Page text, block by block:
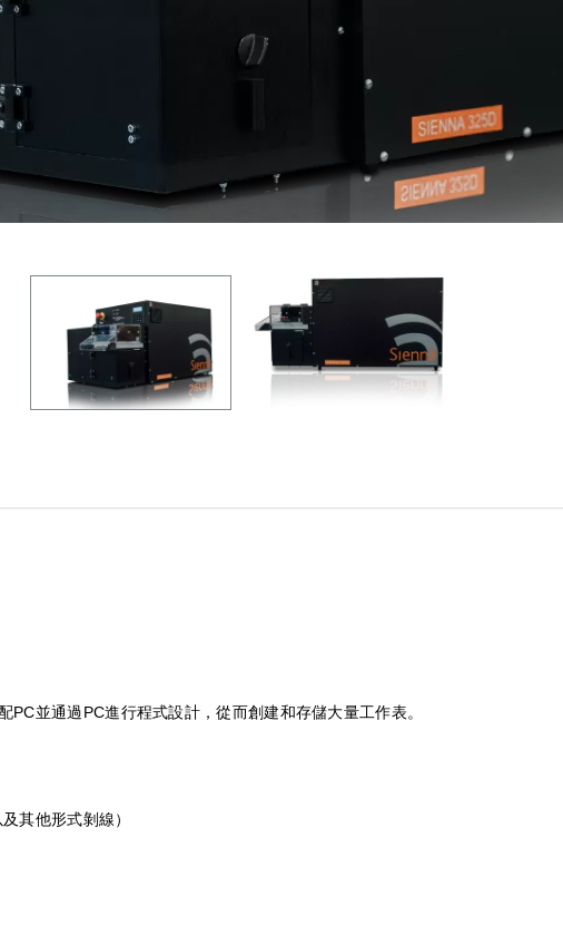
並通過PC進行程式設計，從而創建和存儲大量工作表。
其他形式剝線）